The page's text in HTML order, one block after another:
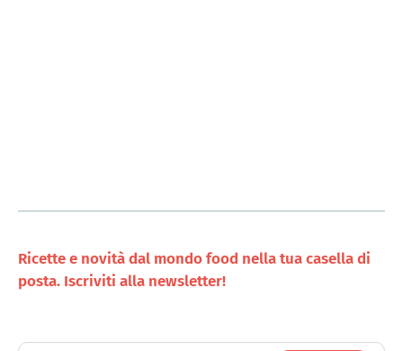
Ricette e novità dal mondo food nella tua casella di
posta. Iscriviti alla newsletter!